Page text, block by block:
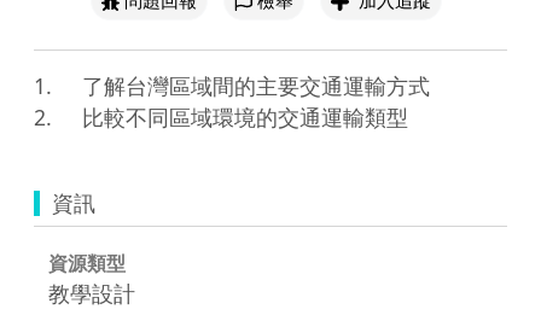
1.	了解台灣區域間的主要交通運輸方式
資訊
資源類型
教學設計